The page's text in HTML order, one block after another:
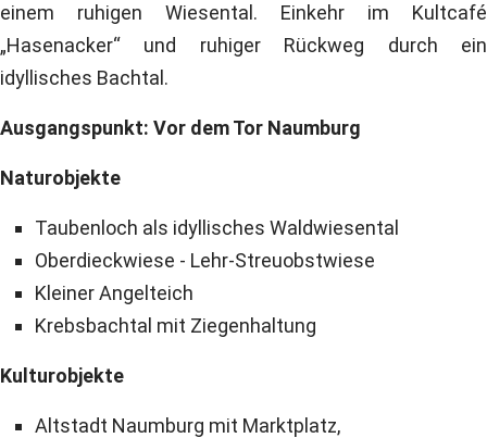
einem ruhigen Wiesental. Einkehr im Kultcafé
„Hasenacker“ und ruhiger Rückweg durch ein
idyllisches Bachtal.
Ausgangspunkt: Vor dem Tor Naumburg
Naturobjekte
Taubenloch als idyllisches Waldwiesental
Oberdieckwiese - Lehr-Streuobstwiese
Kleiner Angelteich
Krebsbachtal mit Ziegenhaltung
Kulturobjekte
Altstadt Naumburg mit Marktplatz,